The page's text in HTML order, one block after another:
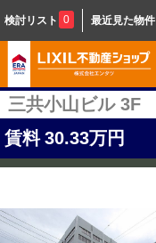
検討リスト 0 最近見た物件
三共小山ビル 3F
賃料 30.33万円